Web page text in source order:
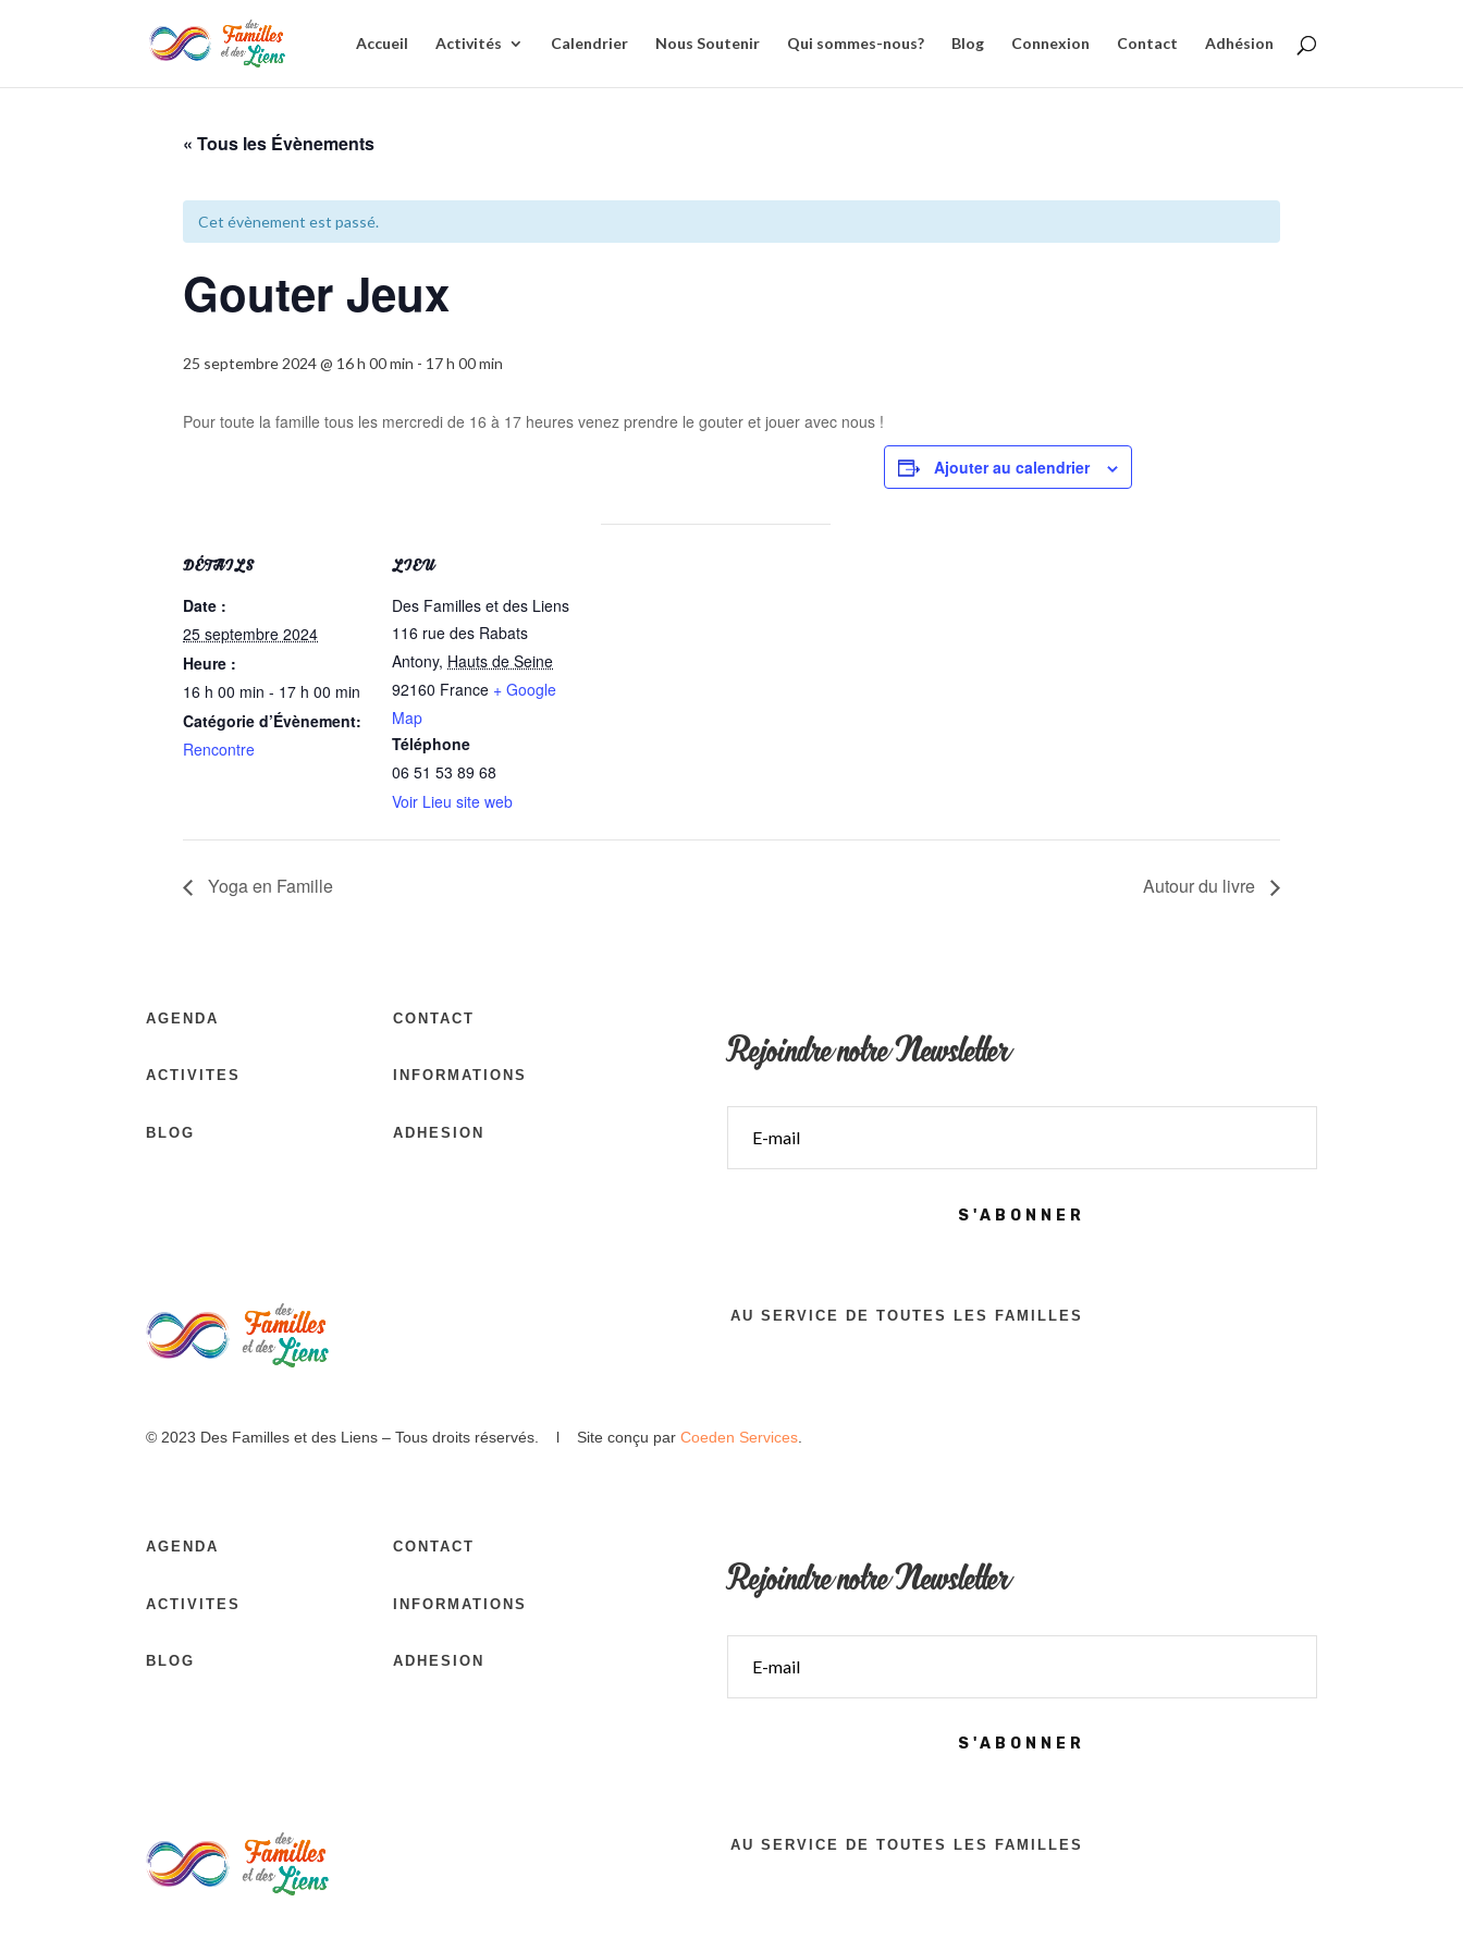
Accueil Activités Calendrier Nous Soutenir Qui sommes-nous? Blog Connexion Contact Adhésion
« Tous les Évènements
Cet évènement est passé.
Gouter Jeux
25 septembre 2024 @ 16 h 00 min - 17 h 00 min
Pour toute la famille tous les mercredi de 16 à 17 heures venez prendre le gouter et jouer avec nous !
Ajouter au calendrier
DÉTAILS
Date :
25 septembre 2024
Heure :
16 h 00 min - 17 h 00 min
Catégorie d’Évènement:
Rencontre
LIEU
Des Familles et des Liens
116 rue des Rabats
Antony, Hauts de Seine
92160 France + Google
Map
Téléphone
06 51 53 89 68
Voir Lieu site web
Yoga en Famille Autour du livre
AGENDA
ACTIVITES
BLOG
CONTACT
INFORMATIONS
ADHESION
Rejoindre notre Newsletter
S'ABONNER
AU SERVICE DE TOUTES LES FAMILLES
© 2023 Des Familles et des Liens – Tous droits réservés. l Site conçu parCoeden Services.
AGENDA
ACTIVITES
BLOG
CONTACT
INFORMATIONS
ADHESION
Rejoindre notre Newsletter
S'ABONNER
AU SERVICE DE TOUTES LES FAMILLES